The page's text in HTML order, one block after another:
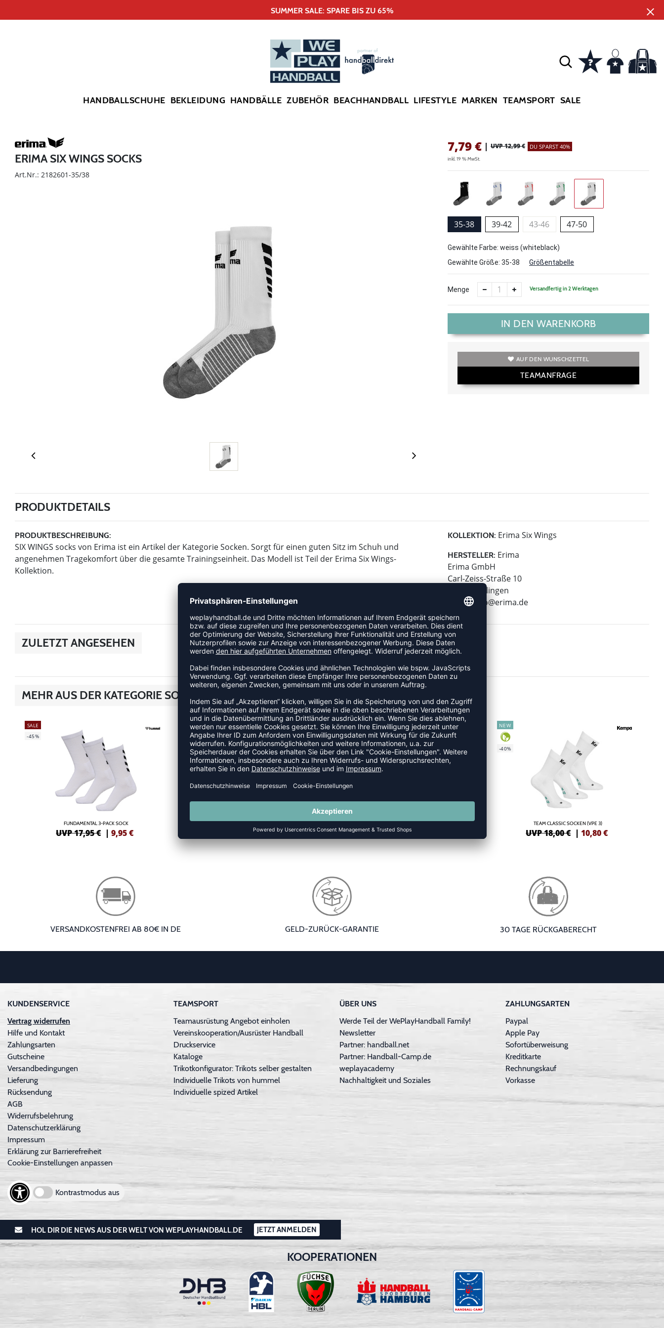
SUMMER SALE: SPARE BIS ZU 65%
HANDBALLSCHUHE BEKLEIDUNG HANDBÄLLE ZUBEHÖR BEACHHANDBALL LIFESTYLE MARKEN TEAMSPORT SALE
ERIMA SIX WINGS SOCKS
Art.Nr.: 2182601-35/38
7,79€ | UVP 12,99 € DU SPARST 40%
inkl. 19 % MwSt.
35-38 39-42 43-46 47-50
Gewählte Farbe: weiss (whiteblack)
Gewählte Größe: 35-38 Größentabelle
Menge Versandfertig in 2 Werktagen
IN DEN WARENKORB
AUF DEN WUNSCHZETTEL
TEAMANFRAGE
PRODUKTDETAILS
PRODUKTBESCHREIBUNG:
SIX WINGS socks von Erima ist ein Artikel der Kategorie Socken. Sorgt für einen guten Sitz im Schuh und
angenehmen Tragekomfort über die gesamte Trainingseinheit. Das Modell ist Teil der Erima Six Wings-
Kollektion.
KOLLEKTION: Erima Six Wings
HERSTELLER: Erima
Erima GmbH
Carl-Zeiss-Straße 10
72793 Pfullingen
E-Mail: info@erima.de
ZULETZT ANGESEHEN
MEHR AUS DER KATEGORIE SOCKEN
SALE
-45%
FUNDAMENTAL 3-PACK SOCK
UVP 17,95 € |9,95€
SALE
-50%
UVP 9,95 € |4,95 €
NEW
-40%
UVP 10,00 €
NEW
-40%
TEAM CLASSIC SOCKEN (VPE 3)
UVP 18,00 € |10,80€
VERSANDKOSTENFREI AB 80€ IN DE GELD-ZURÜCK-GARANTIE 30 TAGE RÜCKGABERECHT
KUNDENSERVICE
Vertrag widerrufen
Hilfe und Kontakt
Zahlungsarten
Gutscheine
Versandbedingungen
Lieferung
Rücksendung
AGB
Widerrufsbelehrung
Datenschutzerklärung
Impressum
Erklärung zur Barrierefreiheit
Cookie-Einstellungen anpassen
Kontrastmodus aus
TEAMSPORT
Teamausrüstung Angebot einholen
Vereinskooperation/Ausrüster Handball
Druckservice
Kataloge
Trikotkonfigurator: Trikots selber gestalten
Individuelle Trikots von hummel
Individuelle spized Artikel
ÜBER UNS
Werde Teil der WePlayHandball Family!
Newsletter
Partner: handball.net
Partner: Handball-Camp.de
weplayacademy
Nachhaltigkeit und Soziales
ZAHLUNGSARTEN
Paypal
Apple Pay
Sofortüberweisung
Kreditkarte
Rechnungskauf
Vorkasse
HOL DIR DIE NEWS AUS DER WELT VON WEPLAYHANDBALL.DE JETZT ANMELDEN
KOOPERATIONEN